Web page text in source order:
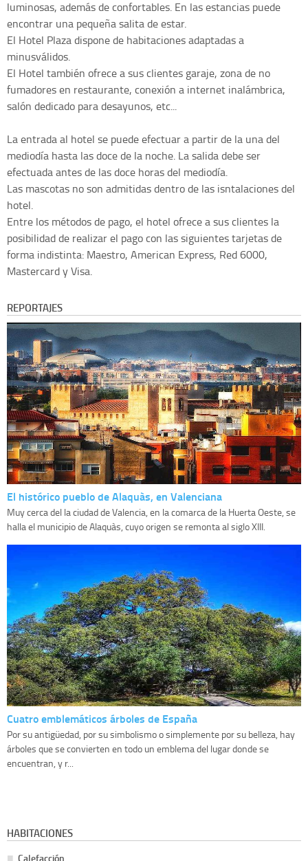
luminosas, además de confortables. En las estancias puede
encontrar una pequeña salita de estar.
El Hotel Plaza dispone de habitaciones adaptadas a
minusválidos.
El Hotel también ofrece a sus clientes garaje, zona de no
fumadores en restaurante, conexión a internet inalámbrica,
salón dedicado para desayunos, etc...
La entrada al hotel se puede efectuar a partir de la una del
mediodía hasta las doce de la noche. La salida debe ser
efectuada antes de las doce horas del mediodía.
Las mascotas no son admitidas dentro de las isntalaciones del
hotel.
Entre los métodos de pago, el hotel ofrece a sus clientes la
posibilidad de realizar el pago con las siguientes tarjetas de
forma indistinta: Maestro, American Express, Red 6000,
Mastercard y Visa.
REPORTAJES
El histórico pueblo de Alaquàs, en Valenciana
Muy cerca del la ciudad de Valencia, en la comarca de la Huerta Oeste, se
halla el municipio de Alaquàs, cuyo origen se remonta al siglo XIII.
Cuatro emblemáticos árboles de España
Por su antigüedad, por su simbolismo o simplemente por su belleza, hay
árboles que se convierten en todo un emblema del lugar donde se
encuentran, y r...
HABITACIONES
Calefacción